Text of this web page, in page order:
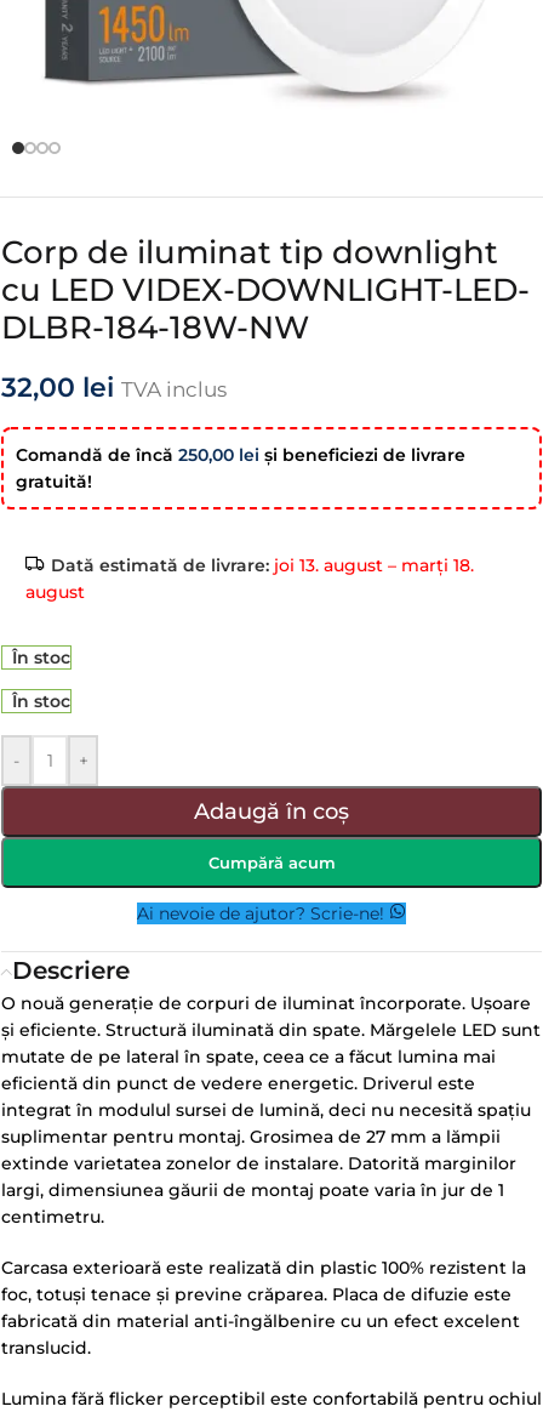
Corp de iluminat tip downlight
cu LED VIDEX-DOWNLIGHT-LED-
DLBR-184-18W-NW
32,00 lei TVA inclus
Comandă de încă 250,00 lei şi beneficiezi de livrare
gratuită!
Dată estimată de livrare: joi 13. august – marți 18.
august
În stoc
În stoc
- +
Adaugă în coș
Cumpără acum
Ai nevoie de ajutor? Scrie-ne!
Descriere
O nouă generație de corpuri de iluminat încorporate. Ușoare
și eficiente. Structură iluminată din spate. Mărgelele LED sunt
mutate de pe lateral în spate, ceea ce a făcut lumina mai
eficientă din punct de vedere energetic. Driverul este
integrat în modulul sursei de lumină, deci nu necesită spațiu
suplimentar pentru montaj. Grosimea de 27 mm a lămpii
extinde varietatea zonelor de instalare. Datorită marginilor
largi, dimensiunea găurii de montaj poate varia în jur de 1
centimetru.
Carcasa exterioară este realizată din plastic 100% rezistent la
foc, totuși tenace și previne crăparea. Placa de difuzie este
fabricată din material anti-îngălbenire cu un efect excelent
translucid.
Lumina fără flicker perceptibil este confortabilă pentru ochiul